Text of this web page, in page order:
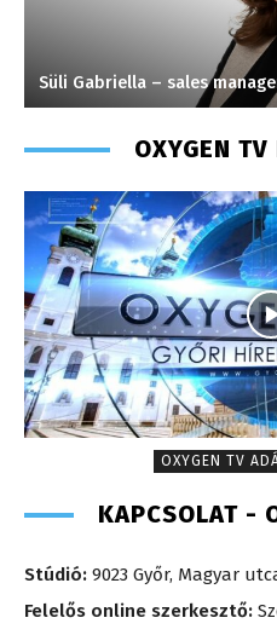
Süli Gabriella – sales
OXYGEN
OXYGEN TV
KAPCSOLAT -
Stúdió: 9023 Győr, Magyar
Felelős online szerkesztő: